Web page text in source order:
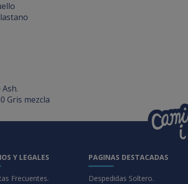
Gris mezcla
Y LEGALES
Frecuentes.
PAGINAS DESTACADAS
Despedidas Soltero.